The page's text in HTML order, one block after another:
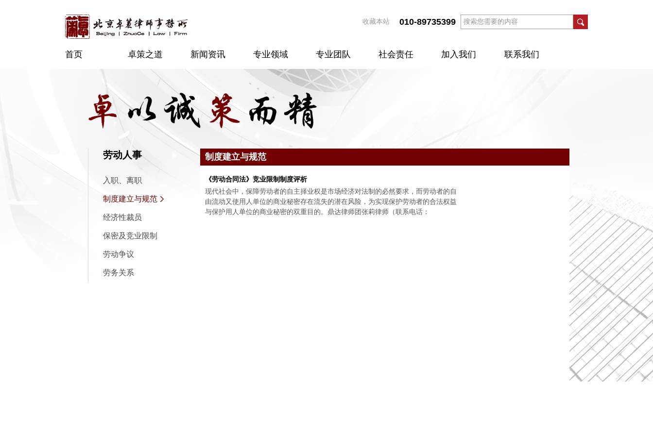
收藏本站 010-89735399
首页 卓策之道 新闻资讯 专业领域 专业团队 社会责任 加入我们 联系我们
劳动人事
入职、离职
制度建立与规范
经济性裁员
保密及竞业限制
劳动争议
劳务关系
制度建立与规范
《劳动合同法》竞业限制制度评析
现代社会中，保障劳动者的自主择业权是市场经济对法制的必然要求，而劳动者的自
由流动又使用人单位的商业秘密存在流失的潜在风险，为实现保护劳动者的合法权益
与保护用人单位的商业秘密的双重目的。鼎达律师团张莉律师（联系电话：